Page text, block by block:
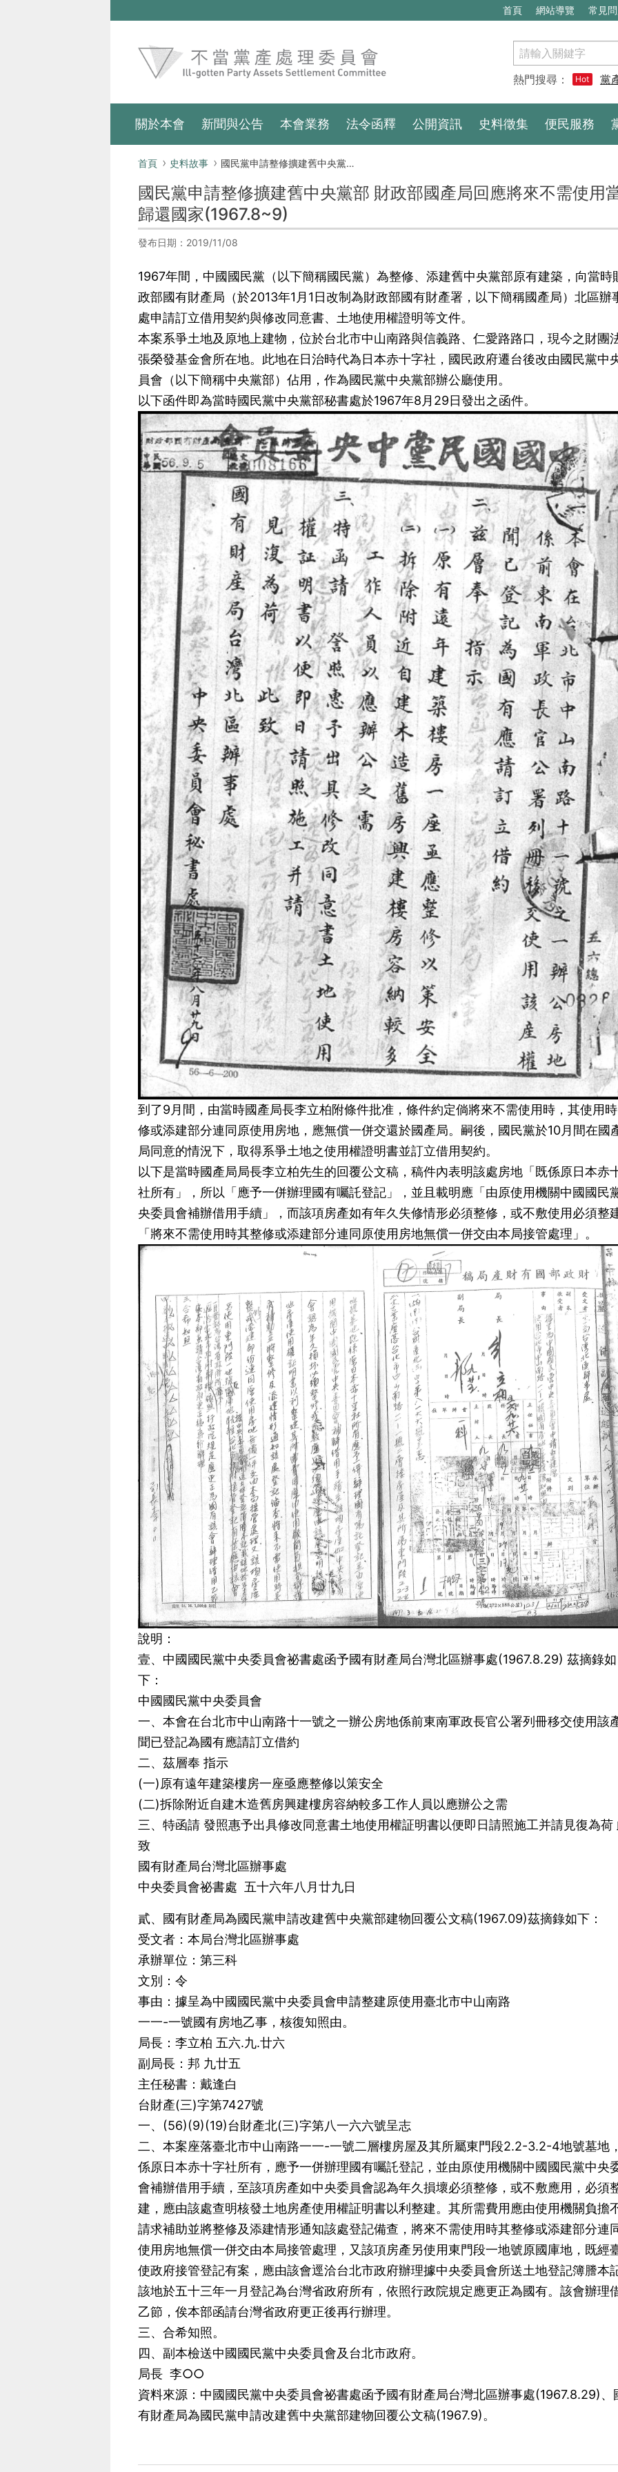
首頁 網站導覽 常見
搜
尋
熱門搜尋：
Hot 黨
關於本會 新聞與公告 本會業務 法令函釋 公開資訊 史料徵集 便民服務
首頁 史料故事 國民黨申請整修擴建舊中央黨部 財政部國產局回應將來不需使用當歸還國家(1967.8~9)
國民黨申請整修擴建舊中央黨部 財政部國產局回應將來不需使用
歸還國家(1967.8~9)
發布日期：2019/11/08
1967年間，中國國民黨（以下簡稱國民黨）為整修、添建舊中央黨部原有建築，向當時
政部國有財產局（於2013年1月1日改制為財政部國有財產署，以下簡稱國產局）北區辦
處申請訂立借用契約與修改同意書、土地使用權證明等文件。
本案系爭土地及原地上建物，位於台北市中山南路與信義路、仁愛路路口，現今之財團
張榮發基金會所在地。此地在日治時代為日本赤十字社，國民政府遷台後改由國民黨中
員會（以下簡稱中央黨部）佔用，作為國民黨中央黨部辦公廳使用。
以下函件即為當時國民黨中央黨部秘書處於1967年8月29日發出之函件。
到了9月間，由當時國產局長李立柏附條件批准，條件約定倘將來不需使用時，其使用
修或添建部分連同原使用房地，應無償一併交還於國產局。嗣後，國民黨於10月間在國
局同意的情況下，取得系爭土地之使用權證明書並訂立借用契約。
以下是當時國產局局長李立柏先生的回覆公文稿，稿件內表明該處房地「既係原日本赤
社所有」，所以「應予一併辦理國有囑託登記」，並且載明應「由原使用機關中國國民
央委員會補辦借用手續」，而該項房產如有年久失修情形必須整修，或不敷使用必須整
「將來不需使用時其整修或添建部分連同原使用房地無償一併交由本局接管處理」。
說明：
壹、中國國民黨中央委員會祕書處函予國有財產局台灣北區辦事處(1967.8.29) 茲摘錄如
下：
中國國民黨中央委員會
一、本會在台北市中山南路十一號之一辦公房地係前東南軍政長官公署列冊移交使用該
聞已登記為國有應請訂立借約
二、茲層奉 指示
(一)原有遠年建築樓房一座亟應整修以策安全
(二)拆除附近自建木造舊房興建樓房容納較多工作人員以應辦公之需
三、特函請 發照惠予出具修改同意書土地使用權証明書以便即日請照施工并請見復為荷
致
國有財產局台灣北區辦事處
中央委員會祕書處 五十六年八月廿九日
貳、國有財產局為國民黨申請改建舊中央黨部建物回覆公文稿(1967.09)茲摘錄如下：
受文者：本局台灣北區辦事處
承辦單位：第三科
文別：令
事由：據呈為中國國民黨中央委員會申請整建原使用臺北市中山南路
一一-一號國有房地乙事，核復知照由。
局長：李立柏 五六.九.廿六
副局長：邦 九廿五
主任秘書：戴逢白
台財產(三)字第7427號
一、(56)(9)(19)台財產北(三)字第八一六六號呈志
二、本案座落臺北市中山南路一一-一號二層樓房屋及其所屬東門段2.2-3.2-4地號墓地
係原日本赤十字社所有，應予一併辦理國有囑託登記，並由原使用機關中國國民黨中央
會補辦借用手續，至該項房產如中央委員會認為年久損壞必須整修，或不敷應用，必須
建，應由該處查明核發土地房產使用權証明書以利整建。其所需費用應由使用機關負擔
請求補助並將整修及添建情形通知該處登記備查，將來不需使用時其整修或添建部分連
使用房地無償一併交由本局接管處理，又該項房產另使用東門段一地號原國庫地，既經
使政府接管登記有案，應由該會逕洽台北市政府辦理據中央委員會所送土地登記簿謄本
該地於五十三年一月登記為台灣省政府所有，依照行政院規定應更正為國有。該會辦理
乙節，俟本部函請台灣省政府更正後再行辦理。
三、合希知照。
四、副本檢送中國國民黨中央委員會及台北市政府。
局長 李○○
資料來源：中國國民黨中央委員會祕書處函予國有財產局台灣北區辦事處(1967.8.29)、
有財產局為國民黨申請改建舊中央黨部建物回覆公文稿(1967.9)。